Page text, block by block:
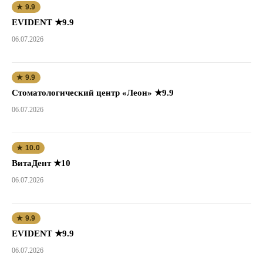
★ 9.9
EVIDENT ★9.9
06.07.2026
★ 9.9
Стоматологический центр «Леон» ★9.9
06.07.2026
★ 10.0
ВитаДент ★10
06.07.2026
★ 9.9
EVIDENT ★9.9
06.07.2026